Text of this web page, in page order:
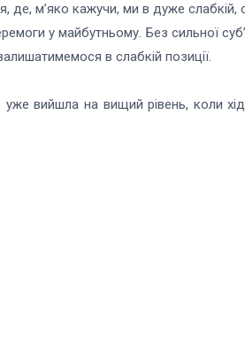
м’яко кажучи, ми в дуже слабкій,
у майбутньому. Без сильної
в слабкій позиції.
вийшла на вищий рівень, коли